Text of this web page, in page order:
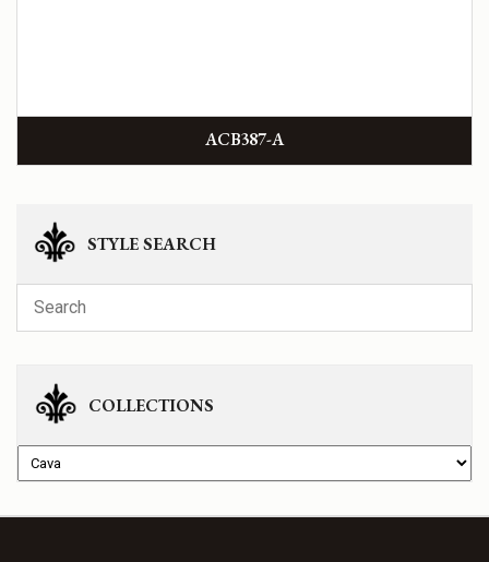
STYLE SEARCH
COLLECTIONS
ACB387-A